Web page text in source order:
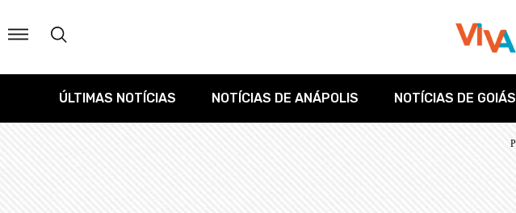
ÚLTIMAS NOTÍCIAS NOTÍCIAS DE ANÁPOLIS NOTÍCIAS DE GOIÁS